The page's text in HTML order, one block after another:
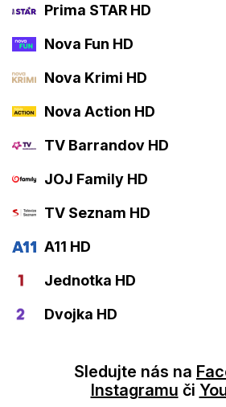
Prima STAR HD
Nova Fun HD
Nova Krimi HD
Nova Action HD
TV Barrandov HD
JOJ Family HD
TV Seznam HD
A11 HD
Jednotka HD
Dvojka HD
Sledujte nás na
Instagramu či